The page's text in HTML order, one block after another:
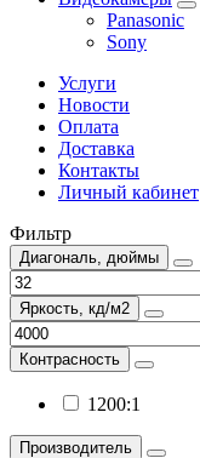
Panasonic
Sony
Услуги
Новости
Оплата
Доставка
Контакты
Личный кабинет
Фильтр
Диагональ, дюймы
Яркость, кд/м2
Контрасность
1200:1
Производитель